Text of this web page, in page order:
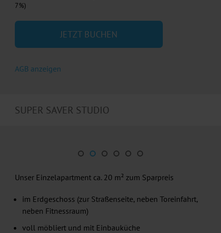
7%)
JETZT BUCHEN
AGB anzeigen
SUPER SAVER STUDIO
Unser Einzelapartment ca. 20 m² zum Sparpreis
im Erdgeschoss (zur Straßenseite, neben Toreinfahrt,
neben Fitnessraum)
voll möbliert und mit Einbauküche